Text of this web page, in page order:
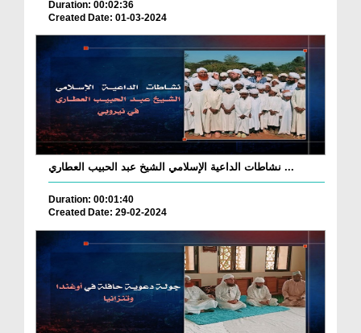
Duration: 00:02:36
Created Date: 01-03-2024
نشاطات الداعية الإسلامي الشيخ عبد الحبيب العطاري ...
Duration: 00:01:40
Created Date: 29-02-2024